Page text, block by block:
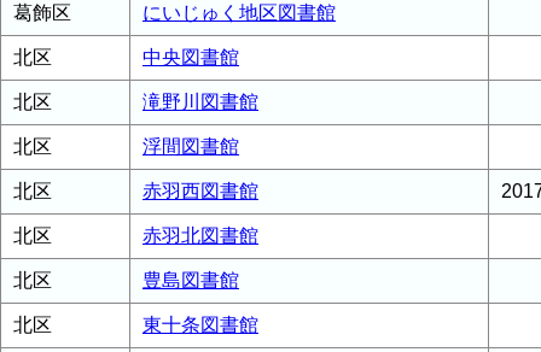
葛飾区 にいじゅく地区図書館
北区 中央図書館
北区 滝野川図書館
北区 浮間図書館
北区 赤羽西図書館
北区 赤羽北図書館
北区 豊島図書館
北区 東十条図書館